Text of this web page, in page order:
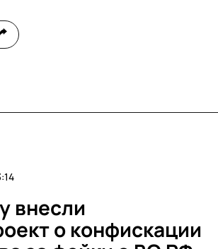
внесли
о конфискации